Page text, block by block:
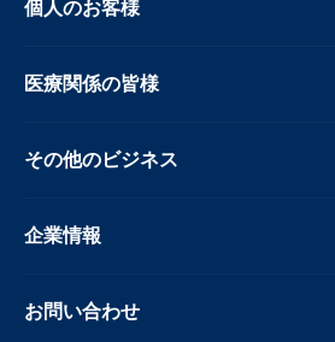
個人のお客様
医療関係の皆様
その他のビジネス
企業情報
お問い合わせ